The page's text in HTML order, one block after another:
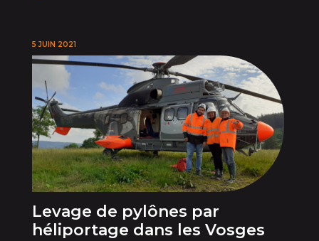
5 JUIN 2021
Levage de pylônes par
héliportage dans les Vosges